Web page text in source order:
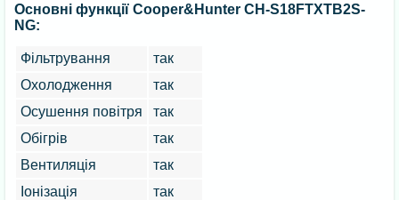
Основні функції Cooper&Hunter CH-S18FTXTB2S-
NG:
Фільтрування
так
Охолодження
так
Осушення повітря
так
Обігрів
так
Вентиляція
так
Іонізація
так